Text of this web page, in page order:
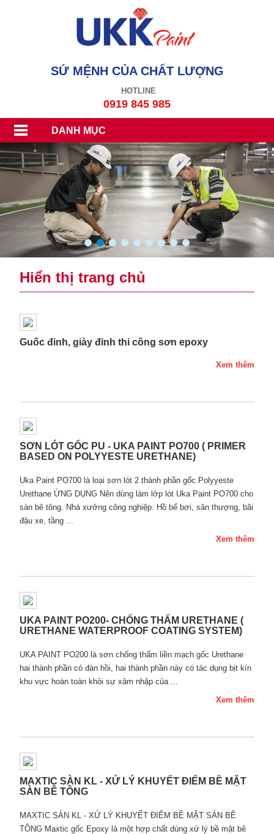
SỨ MỆNH CỦA CHẤT LƯỢNG
HOTLINE
0919 845 985
DANH MỤC
1 2 3 4 5 6 7 8 9
Hiển thị trang chủ
Guốc đinh, giày đinh thi công sơn epoxy
Xem thêm
SƠN LÓT GỐC PU - UKA PAINT PO700 ( PRIMER
BASED ON POLYYESTE URETHANE)
Uka Paint PO700 là loại sơn lót 2 thành phần gốc Polyyeste
Urethane ỨNG DỤNG Nên dùng làm lớp lót Uka Paint PO700 cho
sàn bê tông. Nhà xưởng công nghiệp. Hồ bể bơi, sân thượng, bãi
đậu xe, tầng ...
Xem thêm
UKA PAINT PO200- CHỐNG THẤM URETHANE (
URETHANE WATERPROOF COATING SYSTEM)
UKA PAINT PO200 là sơn chống thấm liền mạch gốc Urethane
hai thành phần có đàn hồi, hai thành phần này có tác dụng bịt kín
khu vực hoàn toàn khỏi sự xâm nhập của ...
Xem thêm
MAXTIC SÀN KL - XỬ LÝ KHUYẾT ĐIỂM BỀ MẶT
SÀN BÊ TÔNG
MAXTIC SÀN KL - XỬ LÝ KHUYẾT ĐIỂM BỀ MẶT SÀN BÊ
TÔNG Maxtic gốc Epoxy là một hợp chất dùng xử lý bề mặt bê